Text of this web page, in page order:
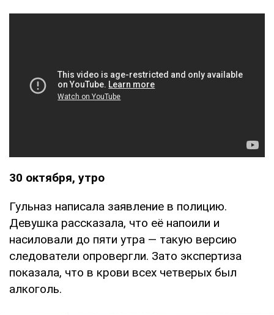
30 октября, утро
Гульназ написала заявление в полицию.
Девушка рассказала, что её напоили и
насиловали до пяти утра — такую версию
следователи опровергли. Зато экспертиза
показала, что в крови всех четверых был
алкоголь.